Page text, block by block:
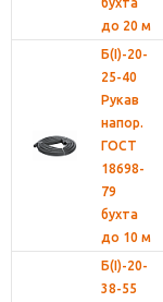
до 20 м
Б(I)-20-
25-40
Рукав
напор.
ГОСТ
18698-
79
бухта
до 10 м
Б(I)-20-
38-55